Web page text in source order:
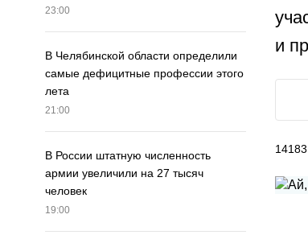
23:00
В Челябинской области определили
самые дефицитные профессии этого
лета
21:00
В России штатную численность
армии увеличили на 27 тысяч
человек
19:00
и
14183